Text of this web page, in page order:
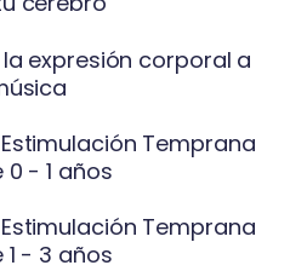
expresión corporal a
Temprana
- 1 años
Temprana
- 3 años